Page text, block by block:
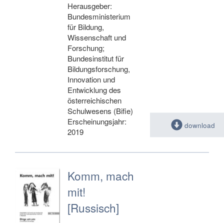
Herausgeber:
Bundesministerium
für Bildung,
Wissenschaft und
Forschung;
Bundesinstitut für
Bildungsforschung,
Innovation und
Entwicklung des
österreichischen
Schulwesens (Bifie)
Erscheinungsjahr:
2019
download
Komm, mach
mit!
[Russisch]